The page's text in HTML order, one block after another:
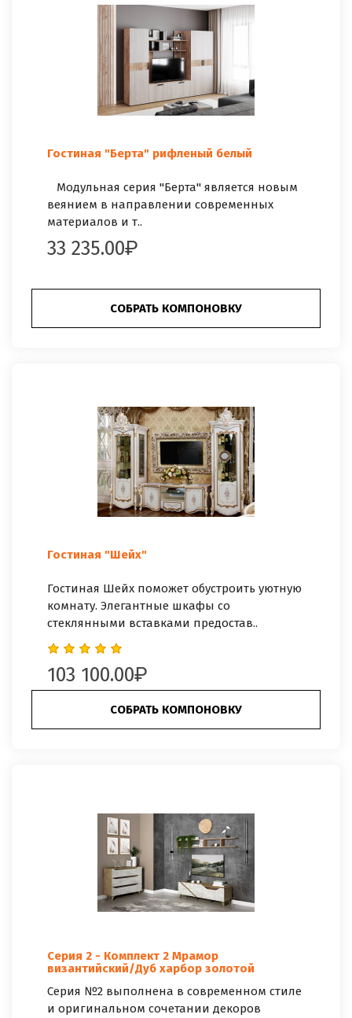
Гостиная "Берта" рифленый белый
Модульная серия "Берта" является новым
веянием в направлении современных
материалов и т..
33 235.00
СОБРАТЬ КОМПОНОВКУ
Гостиная "Шейх"
Гостиная Шейх поможет обустроить уютную
комнату. Элегантные шкафы со
стеклянными вставками предостав..
103 100.00
СОБРАТЬ КОМПОНОВКУ
Серия 2 - Комплект 2 Мрамор
византийский/Дуб харбор золотой
Серия №2 выполнена в современном стиле
и оригинальном сочетании декоров